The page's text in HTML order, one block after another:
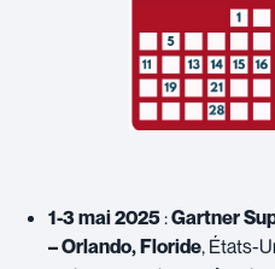
1-3 mai 2025:Gartner
– Orlando, Floride, États-